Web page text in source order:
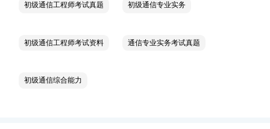
初级通信工程师考试真题 初级通信专业实务
初级通信工程师考试资料 通信专业实务考试真题
初级通信综合能力